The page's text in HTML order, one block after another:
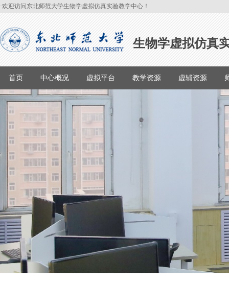
·欢迎访问东北师范大学生物学虚拟仿真实验教学中心！
生物学虚拟仿真
首页 中心概况 虚拟平台 教学资源 虚辅资源